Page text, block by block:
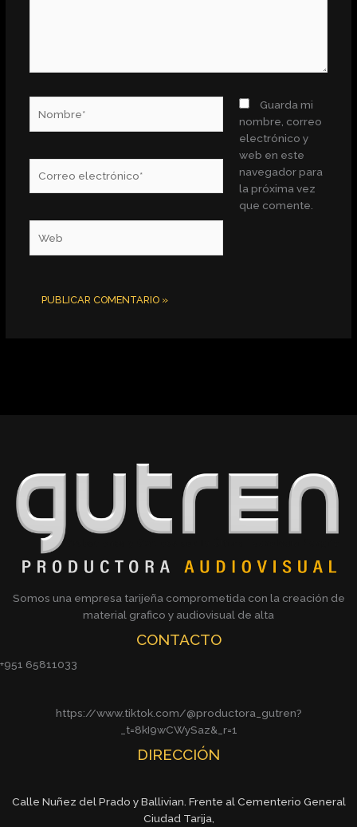
electrónico*
Guarda mi
nombre, correo
electrónico y
web en este
navegador para
la próxima vez
que comente.
Somos una empresa tarijeña comprometida con la creación de
material grafico y audiovisual de alta
CONTACTO
+951 65811033
https://www.tiktok.com/@productora_gutren?
_t=8kI9wCWySaz&_r=1
DIRECCIÓN
Calle Nuñez del Prado y Ballivian. Frente al Cementerio General
Ciudad Tarija,